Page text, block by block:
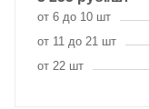
от 6 до 10 шт
от 11 до 21 шт
от 22 шт